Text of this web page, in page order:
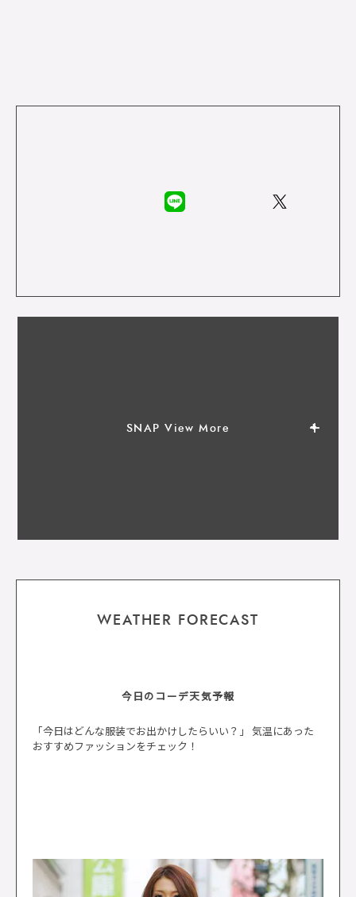
SNAP View More
WEATHER FORECAST
今日のコーデ天気予報
「今日はどんな服装でお出かけしたらいい？」 気温にあった
おすすめファッションをチェック！